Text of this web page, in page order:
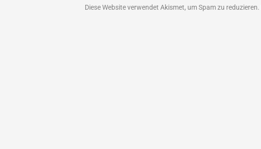
Diese Website verwendet Akismet, um Spam zu reduzieren.